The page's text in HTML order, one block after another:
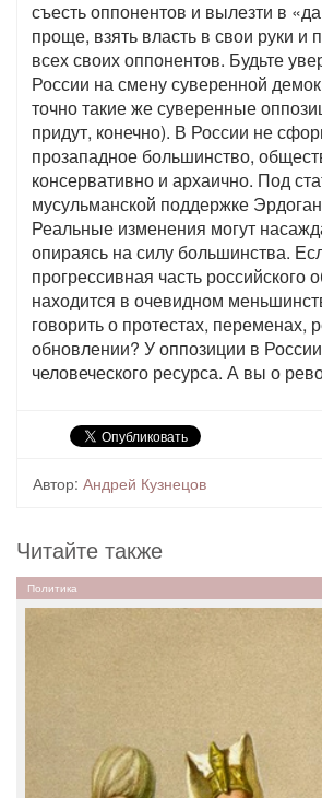
съесть оппонентов и вылезти в
проще, взять власть в свои руки и
всех своих оппонентов. Будьте
России на смену суверенной
точно такие же суверенные
придут, конечно). В России не
прозападное большинство,
консервативно и архаично. Под
мусульманской поддержке
Реальные изменения могут
опираясь на силу большинства.
прогрессивная часть российского
находится в очевидном
говорить о протестах, переменах,
обновлении? У оппозиции в
человеческого ресурса. А вы о
Автор: Андрей Кузнецов
Читайте также
Политика